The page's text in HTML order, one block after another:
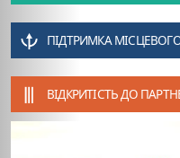
ПІДТРИМКА
ВІДКРИТІСТЬ ДО